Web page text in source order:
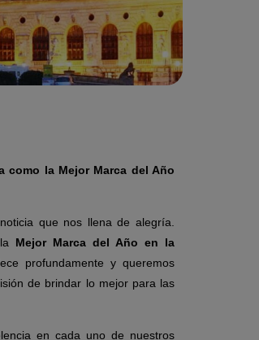
como la Mejor Marca del Año
que nos llena de alegría.
Mejor Marca del Año en la
profundamente y queremos
de brindar lo mejor para las
en cada uno de nuestros